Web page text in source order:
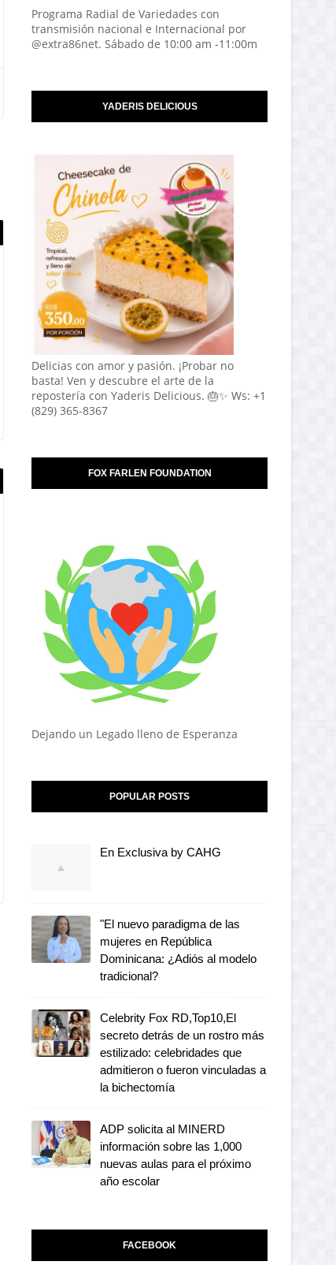
Programa Radial de Variedades con
transmisión nacional e Internacional por
@extra86net. Sábado de 10:00 am -11:00m
YADERIS DELICIOUS
Delicias con amor y pasión. ¡Probar no
basta! Ven y descubre el arte de la
repostería con Yaderis Delicious. 🎂✨ Ws: +1
(829) 365-8367
FOX FARLEN FOUNDATION
Dejando un Legado lleno de Esperanza
POPULAR POSTS
En Exclusiva by CAHG
"El nuevo paradigma de las
mujeres en República
Dominicana: ¿Adiós al modelo
tradicional?
Celebrity Fox RD,Top10,El
secreto detrás de un rostro más
estilizado: celebridades que
admitieron o fueron vinculadas a
la bichectomía
ADP solicita al MINERD
información sobre las 1,000
nuevas aulas para el próximo
año escolar
FACEBOOK